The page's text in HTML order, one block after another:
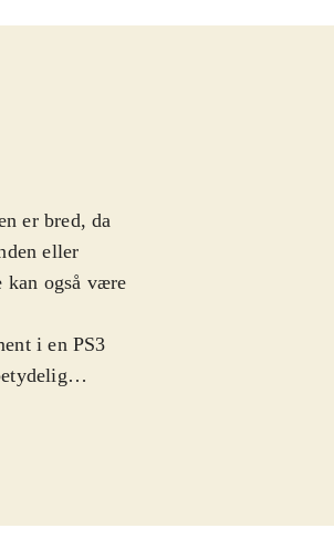
er bred, da
eller
kan også være
i en PS3
Blood